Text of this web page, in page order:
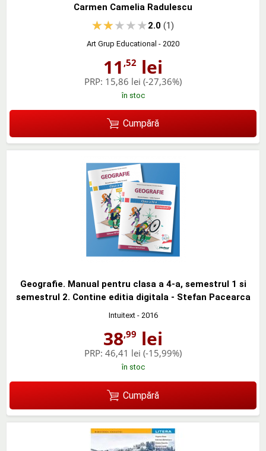
Carmen Camelia Radulescu
2.0(1)
Art Grup Educational - 2020
11 ,52 lei
PRP: 15,86 lei (-27,36%)
în stoc
Cumpără
Geografie. Manual pentru clasa a 4-a, semestrul 1 si
semestrul 2. Contine editia digitala - Stefan Pacearca
Intuitext- 2016
38,99 lei
PRP: 46,41 lei (-15,99%)
în stoc
Cumpără